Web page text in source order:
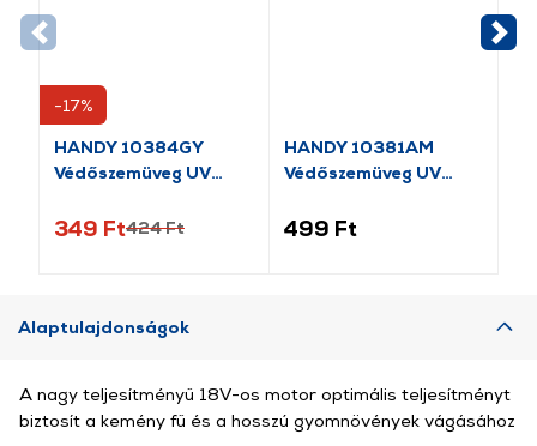
-17%
HANDY 10384GY
Védőszemüveg UV
349 Ft424 Ft
HANDY 10381AM
Védőszemüveg UV
499 Ft
Alaptulajdonságok
A nagy teljesítményű 18V-os motor optimális teljesítményt
biztosít a kemény fű és a hosszú gyomnövények vágásához